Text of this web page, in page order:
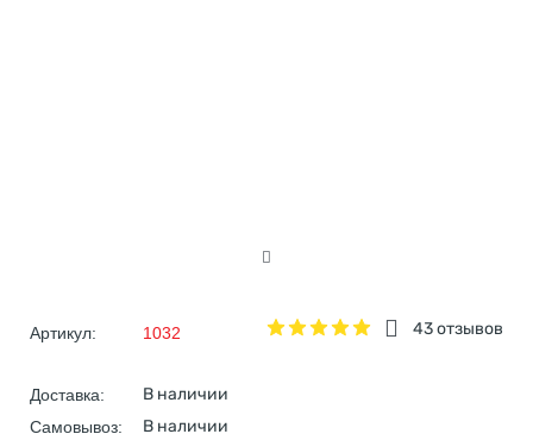
43 отзывов
Артикул: 1032
Доставка: В наличии
Самовывоз: В наличии